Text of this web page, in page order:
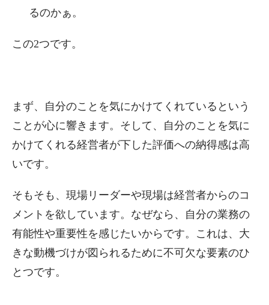
るのかぁ。
この2つです。
まず、自分のことを気にかけてくれているという
ことが心に響きます。そして、自分のことを気に
かけてくれる経営者が下した評価への納得感は高
いです。
そもそも、現場リーダーや現場は経営者からのコ
メントを欲しています。なぜなら、自分の業務の
有能性や重要性を感じたいからです。これは、大
きな動機づけが図られるために不可欠な要素のひ
とつです。